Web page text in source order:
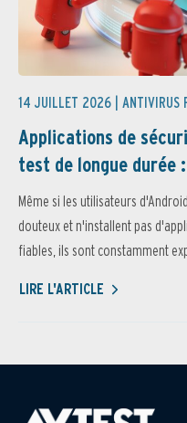
14 JUILLET 2026 | ANTIVIRUS
Applications de
test de longue durée
Même si les utilisateurs
douteux et n'installent pas
fiables, ils sont constamment
LIRE L'ARTICLE